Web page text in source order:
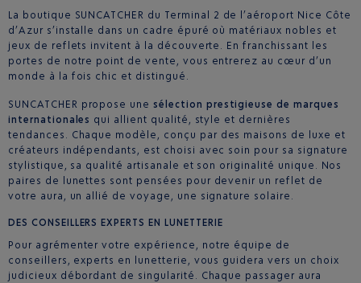
La boutique SUNCATCHER du Terminal 2 de l’aéroport Nice Côte
d’Azur s’installe dans un cadre épuré où matériaux nobles et
jeux de reflets invitent à la découverte. En franchissant les
portes de notre point de vente, vous entrerez au cœur d’un
monde à la fois chic et distingué.
SUNCATCHER propose unesélection prestigieuse de marques
internationales qui allient qualité, style et dernières
tendances. Chaque modèle, conçu par des maisons de luxe et
créateurs indépendants, est choisi avec soin pour sa signature
stylistique, sa qualité artisanale et son originalité unique. Nos
paires de lunettes sont pensées pour devenir un reflet de
votre aura, un allié de voyage, une signature solaire.
DES CONSEILLERS EXPERTS EN LUNETTERIE
Pour agrémenter votre expérience, notre équipe de
conseillers, experts en lunetterie, vous guidera vers un choix
judicieux débordant de singularité. Chaque passager aura